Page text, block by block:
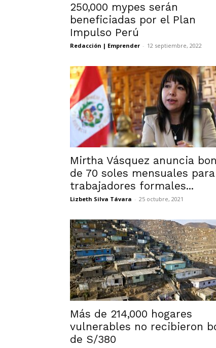
250,000 mypes serán
beneficiadas por el Plan
Impulso Perú
Redacción | Emprender - 12 septiembre, 2022
Mirtha Vásquez anuncia
de 70 soles mensuales para
trabajadores formales...
Lizbeth Silva Távara - 25 octubre, 2021
Más de 214,000 hogares
vulnerables no recibieron
de S/380